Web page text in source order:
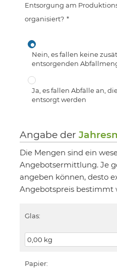
Entsorgung am
organisiert? *
Nein, es fallen keine
entsorgenden
Ja, es fallen Abfälle an,
entsorgt werden
Angabe der
Die Mengen sind ein
Angebotsermittlung. Je
angeben können, desto
Angebotspreis bestimmt
Glas:
Papier: